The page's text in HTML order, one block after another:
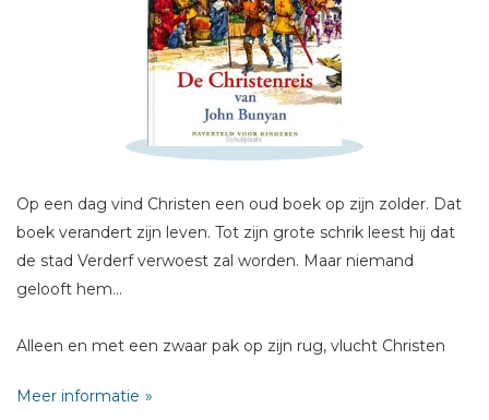
Op een dag vind Christen een oud boek op zijn zolder. Dat
boek verandert zijn leven. Tot zijn grote schrik leest hij dat
de stad Verderf verwoest zal worden. Maar niemand
gelooft hem...
Alleen en met een zwaar pak op zijn rug, vlucht Christen
naar veilighein: Eerst moet hij naar de smalle poort en
Meer informatie
Schrijf hieronder je review!
E-mail *
Titel *